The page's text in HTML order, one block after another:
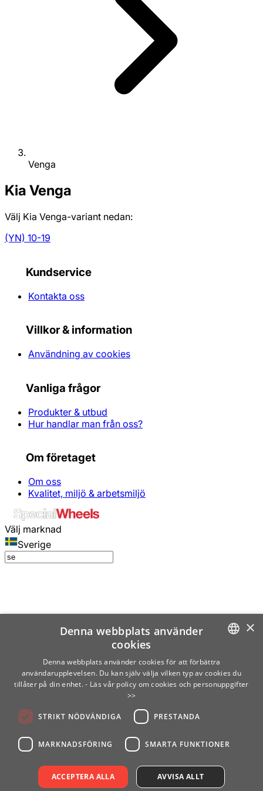
Venga
Kia Venga
Välj Kia Venga-variant nedan:
(YN) 10-19
Kundservice
Kontakta oss
Villkor & information
Användning av cookies
Vanliga frågor
Produkter & utbud
Hur handlar man från oss?
Om företaget
Om oss
Kvalitet, miljö & arbetsmiljö
Välj marknad
Sverige
SWEDISH
×
Denna webbplats använder
cookies
Denna webbplats använder cookies för att förbättra
användarupplevelsen. Du kan själv välja vilken typ av cookies du
tillåter på din enhet. - Läs vår policy om cookies och personuppgifter
>>
STRIKT NÖDVÄNDIGA PRESTANDA
MARKNADSFÖRING SMARTA FUNKTIONER
ACCEPTERA ALLA AVVISA ALLT